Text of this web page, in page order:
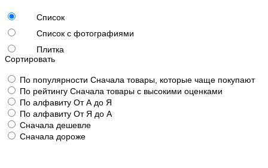
Список
Список с фотографиями
Плитка
Сортировать
По популярности Сначала товары, которые чаще покупают
По рейтингу Сначала товары с высокими оценками
По алфавиту От А до Я
По алфавиту От Я до А
Сначала дешевле
Сначала дороже